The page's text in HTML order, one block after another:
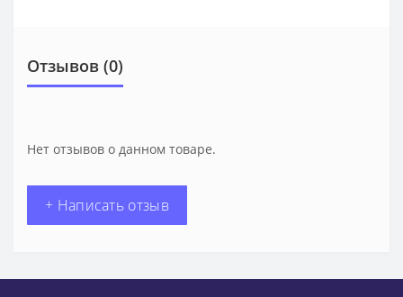
Отзывов (0)
Нет отзывов о данном товаре.
+ Написать отзыв